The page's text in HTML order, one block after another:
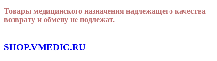
Товары медицинского назначения надлежащего качества
возврату и обмену не подлежат.
SHOP.VMEDIC.RU